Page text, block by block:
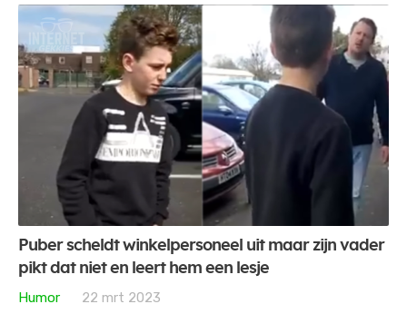
Puber scheldt winkelpersoneel uit maar zijn vader
pikt dat niet en leert hem een lesje
Humor
22 mrt 2023